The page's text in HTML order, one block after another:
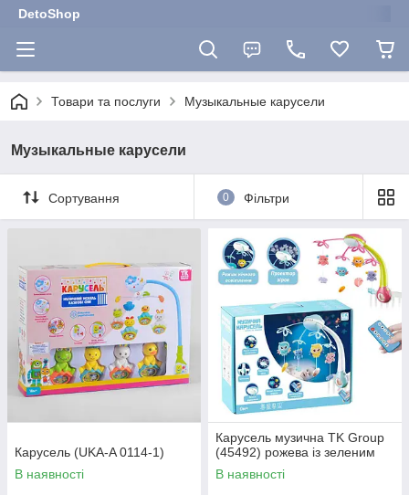
DetoShop
Товари та послуги Музыкальные карусели
Музыкальные карусели
Сортування 0 Фільтри
Карусель (UKA-A 0114-1)
В наявності
Карусель музична TK Group
(45492) рожева із зеленим
В наявності